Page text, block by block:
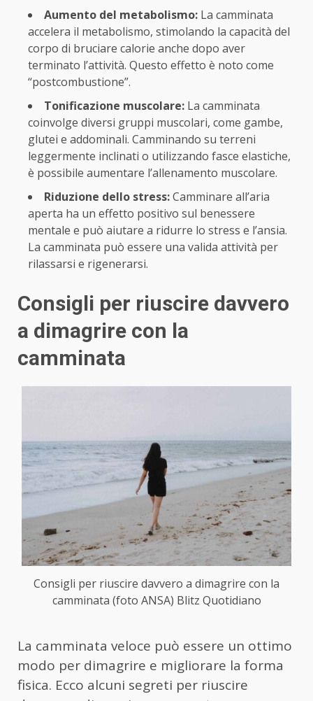
Aumento del metabolismo: La camminata
accelera il metabolismo, stimolando la capacità del
corpo di bruciare calorie anche dopo aver
terminato l’attività. Questo effetto è noto come
“postcombustione”.
Tonificazione muscolare: La camminata
coinvolge diversi gruppi muscolari, come gambe,
glutei e addominali. Camminando su terreni
leggermente inclinati o utilizzando fasce elastiche,
è possibile aumentare l’allenamento muscolare.
Riduzione dello stress:Camminare all’aria
aperta ha un effetto positivo sul benessere
mentale e può aiutare a ridurre lo stress e l’ansia.
La camminata può essere una valida attività per
rilassarsi e rigenerarsi.
Consigli per riuscire davvero
a dimagrire con la
camminata
Consigli per riuscire davvero a dimagrire con la
camminata (foto ANSA) Blitz Quotidiano
La camminata veloce può essere un ottimo
modo per dimagrire e migliorare la forma
fisica. Ecco alcuni segreti per riuscire